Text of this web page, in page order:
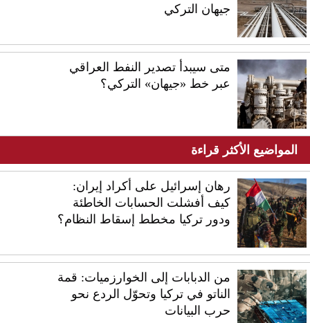
جيهان التركي
متى سيبدأ تصدير النفط العراقي
عبر خط «جيهان» التركي؟
المواضيع الأكثر قراءة
رهان إسرائيل على أكراد إيران:
كيف أفشلت الحسابات الخاطئة
ودور تركيا مخطط إسقاط النظام؟
من الدبابات إلى الخوارزميات: قمة
الناتو في تركيا وتحوّل الردع نحو
حرب البيانات